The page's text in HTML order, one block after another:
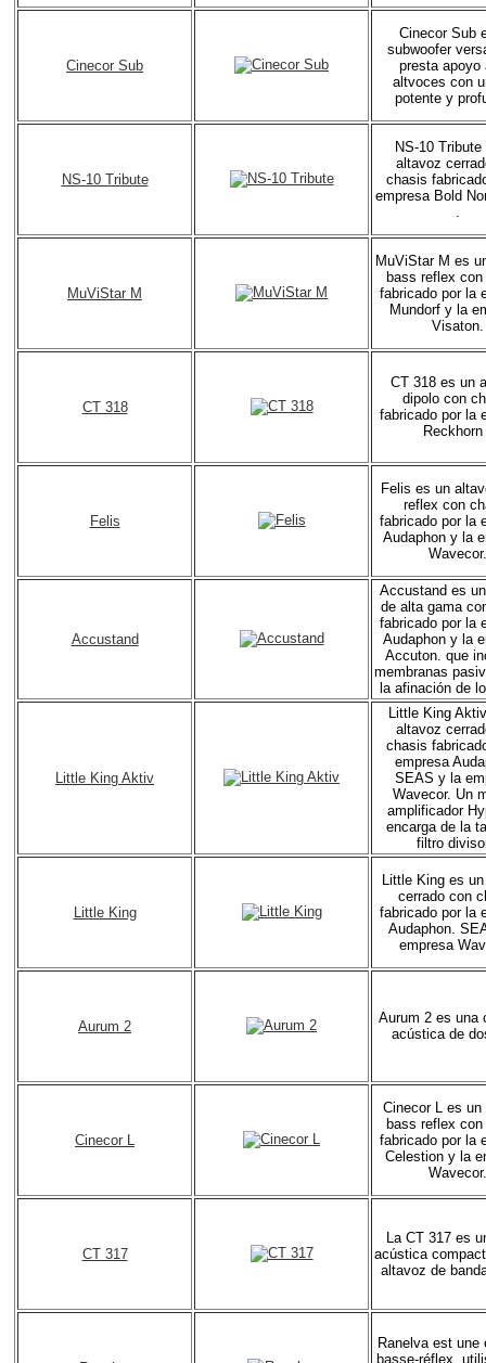
Cinecor Sub
Cinecor Sub
subwoofer
presta apoyo
altvoces con
potente y
NS-10 Tribute
NS-10 Tribute
altavoz
chasis
empresa Bold
MuViStar M
MuViStar M es
bass reflex
fabricado por la
Mundorf y la
Visaton.
CT 318
CT 318 es un
dipolo con
fabricado por la
Felis
Felis es un
reflex con
fabricado por la
Audaphon y la
Wavecor.
Accustand
Accustand es
de alta gama
fabricado por la
Audaphon y la
Accuton. que
membranas
la afinación de
Little King Aktiv
Little King
altavoz
chasis
empresa
SEAS y la
Wavecor. Un
amplificador
encarga de la
filtro
Little King
Little King es
cerrado con
fabricado por la
Audaphon.
empresa
Aurum 2
Aurum 2 es una
acústica de
Cinecor L
Cinecor L es un
bass reflex
fabricado por la
Celestion y la
Wavecor.
CT 317
La CT 317 es
acústica
altavoz de
Ranelva est une
basse-réflex.